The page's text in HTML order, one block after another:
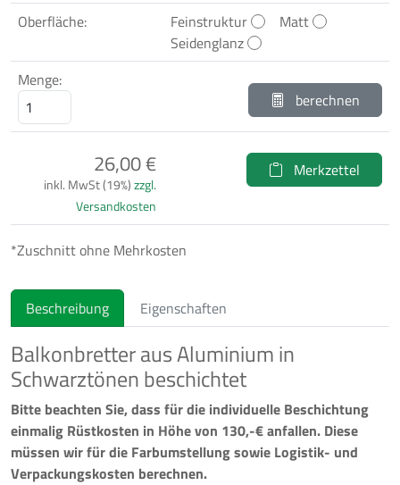
Oberfläche: Feinstruktur
Matt
Seidenglanz
Menge:
berechnen
26,00 €
inkl. MwSt (19%)zzgl.
Versandkosten
Merkzettel
*Zuschnitt ohne Mehrkosten
Beschreibung Eigenschaften
Balkonbretter aus Aluminium in
Schwarztönen beschichtet
Bitte beachten Sie, dass für die individuelle Beschichtung
einmalig Rüstkosten in Höhe von 130,-€ anfallen. Diese
müssen wir für die Farbumstellung sowie Logistik- und
Verpackungskosten berechnen.